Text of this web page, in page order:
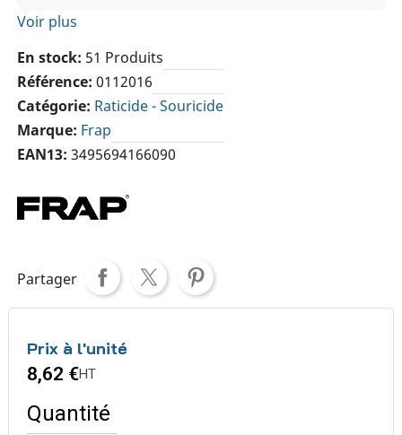
Voir plus
En stock 51 Produits
Référence 0112016
Catégorie Raticide - Souricide
Marque Frap
EAN13 3495694166090
Partager
Prix à l'unité
8,62 €HT
Quantité